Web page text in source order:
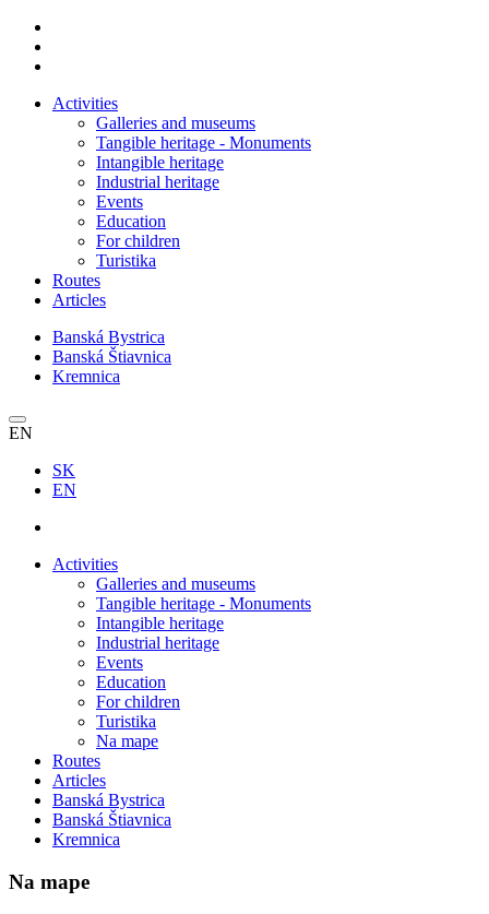
Activities
Galleries and museums
Tangible heritage - Monuments
Intangible heritage
Industrial heritage
Events
Education
For children
Turistika
Routes
Articles
Banská Bystrica
Banská Štiavnica
Kremnica
EN
SK
EN
Activities
Galleries and museums
Tangible heritage - Monuments
Intangible heritage
Industrial heritage
Events
Education
For children
Turistika
Na mape
Routes
Articles
Banská Bystrica
Banská Štiavnica
Kremnica
Na mape